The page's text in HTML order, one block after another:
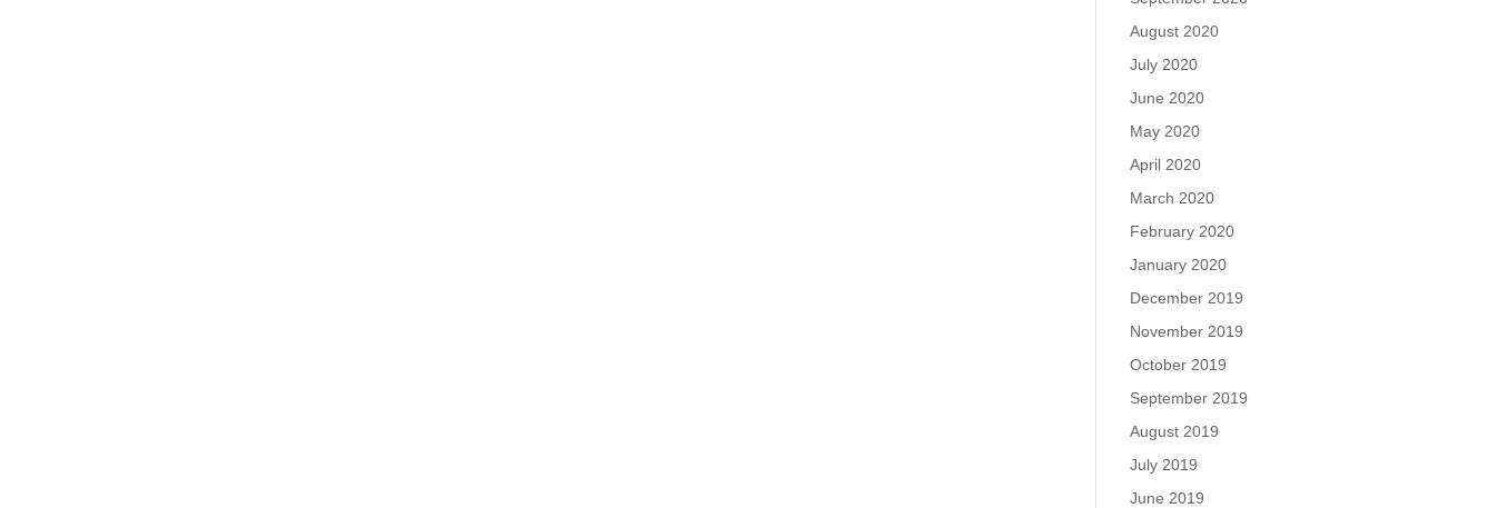
August 2020
July 2020
June 2020
May 2020
April 2020
March 2020
February 2020
January 2020
December 2019
November 2019
October 2019
September 2019
August 2019
July 2019
June 2019